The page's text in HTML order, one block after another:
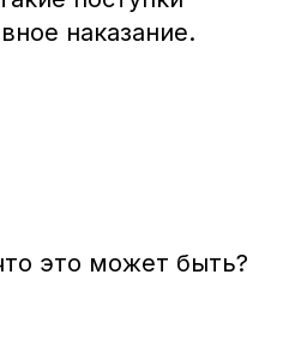
наказание.